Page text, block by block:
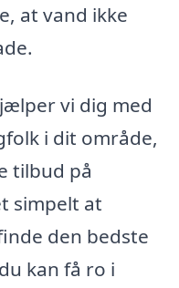
at vand ikke
vi dig med
i dit område,
tilbud på
simpelt at
den bedste
kan få ro i